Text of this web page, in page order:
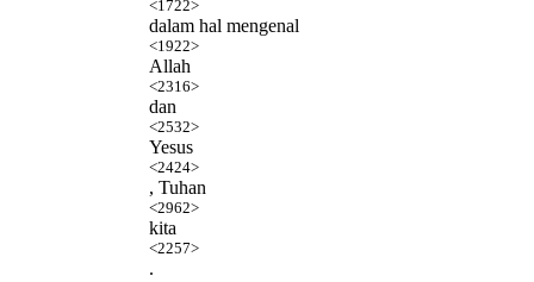
<1722>
dalam hal mengenal
<1922>
Allah
<2316>
dan
<2532>
Yesus
<2424>
, Tuhan
<2962>
kita
<2257>
.